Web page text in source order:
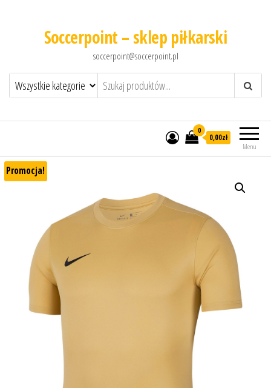
Soccerpoint – sklep piłkarski
soccerpoint@soccerpoint.pl
Menu
0
0,00zł
Promocja!